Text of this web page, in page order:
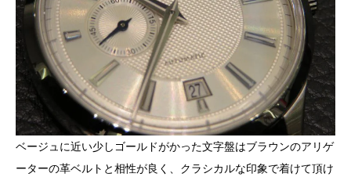
ベージュに近い少しゴールドがかった文字盤はブラウンのアリゲ
ーターの革ベルトと相性が良く、クラシカルな印象で着けて頂け